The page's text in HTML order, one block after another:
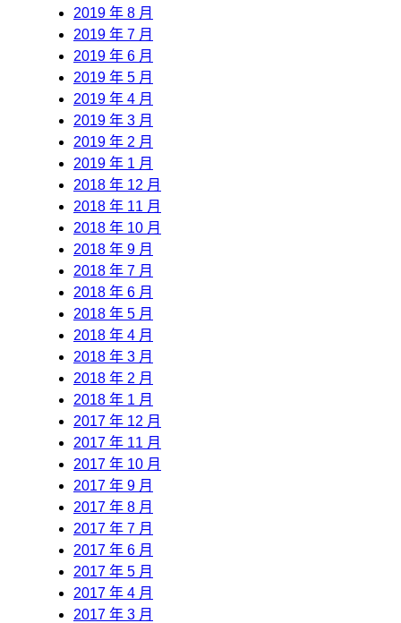
2019 年 8 月
2019 年 7 月
2019 年 6 月
2019 年 5 月
2019 年 4 月
2019 年 3 月
2019 年 2 月
2019 年 1 月
2018 年 12 月
2018 年 11 月
2018 年 10 月
2018 年 9 月
2018 年 7 月
2018 年 6 月
2018 年 5 月
2018 年 4 月
2018 年 3 月
2018 年 2 月
2018 年 1 月
2017 年 12 月
2017 年 11 月
2017 年 10 月
2017 年 9 月
2017 年 8 月
2017 年 7 月
2017 年 6 月
2017 年 5 月
2017 年 4 月
2017 年 3 月